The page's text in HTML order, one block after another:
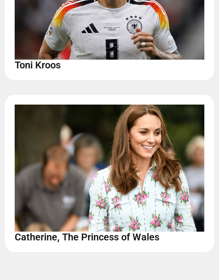
Toni Kroos
Catherine, The Princess of Wales